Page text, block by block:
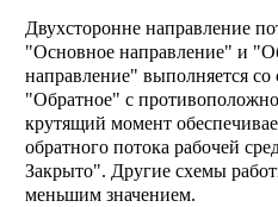
Двухсторонне направление
"Основное направление" и
направление" выполняется со
"Обратное" с
крутящий момент
обратного потока рабочей
Закрыто". Другие схемы
меньшим значением.